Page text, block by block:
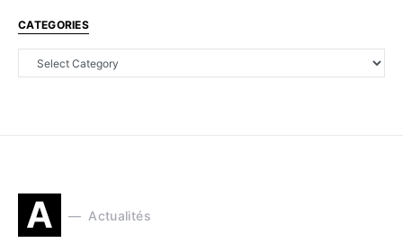
CATEGORIES
A Actualités